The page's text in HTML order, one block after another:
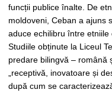
funcții publice înalte. De
moldoveni, Ceban a ajuns
aduce echilibru între etniile
Studiile obținute la Liceul
predare bilingvă – română
„receptivă, inovatoare și
după cum se